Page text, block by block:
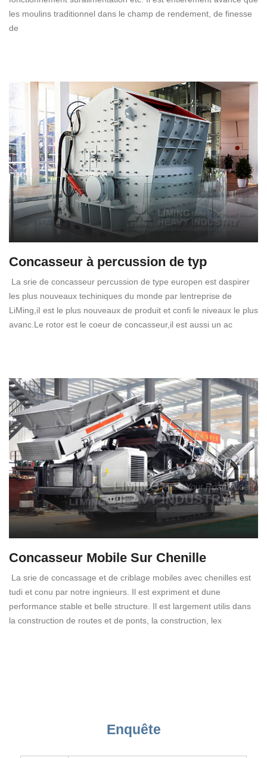
les moulins traditionnel dans le champ de rendement, de finesse
de
Concasseur à percussion de typ
La srie de concasseur percussion de type europen est daspirer
les plus nouveaux techiniques du monde par lentreprise de
LiMing,iI est le plus nouveaux de produit et confi le niveaux le plus
avanc.Le rotor est le coeur de concasseur,il est aussi un ac
Concasseur Mobile Sur Chenille
La srie de concassage et de criblage mobiles avec chenilles est
tudi et conu par notre ingnieurs. Il est expriment et dune
performance stable et belle structure. Il est largement utilis dans
la construction de routes et de ponts, la construction, lex
Enquête